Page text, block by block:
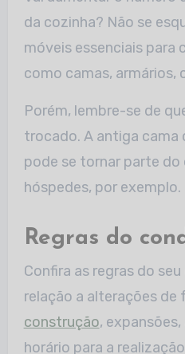
da cozinha? Não se
móveis essenciais para
como camas, armários,
Porém, lembre-se de
trocado. A antiga cama
pode se tornar parte do
hóspedes, por exemplo.
Regras do
Confira as regras do
relação a alterações de
construção,
horário para a